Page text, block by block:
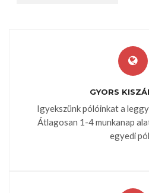
GYORS
Igyekszünk pólóinkat a
Átlagosan 1-4 munkanap
egyedi